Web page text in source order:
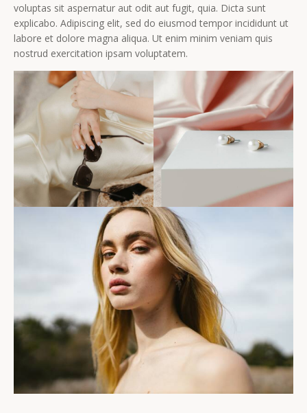
voluptas sit aspernatur aut odit aut fugit, quia. Dicta sunt
explicabo. Adipiscing elit, sed do eiusmod tempor incididunt ut
labore et dolore magna aliqua. Ut enim minim veniam quis
nostrud exercitation ipsam voluptatem.